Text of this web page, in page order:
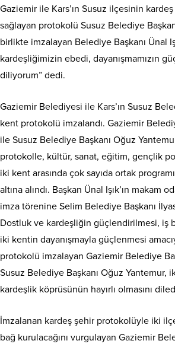
Gaziemir ile Kars’ın Susuz ilçesinin kardeş
sağlayan protokolü Susuz Belediye
birlikte imzalayan Belediye Başkanı Ünal
kardeşliğimizin ebedi, dayanışmamızın
diliyorum” dedi.
Gaziemir Belediyesi ile Kars’ın Susuz
kent protokolü imzalandı. Gaziemir
ile Susuz Belediye Başkanı Oğuz
protokolle, kültür, sanat, eğitim, gençlik
iki kent arasında çok sayıda ortak
altına alındı. Başkan Ünal Işık’ın makam
imza törenine Selim Belediye Başkanı İlyas
Dostluk ve kardeşliğin güçlendirilmesi, iş
iki kentin dayanışmayla güçlenmesi
protokolü imzalayan Gaziemir Belediye
Susuz Belediye Başkanı Oğuz Yantemur,
kardeşlik köprüsünün hayırlı olmasını
İmzalanan kardeş şehir protokolüyle iki
bağ kurulacağını vurgulayan Gaziemir